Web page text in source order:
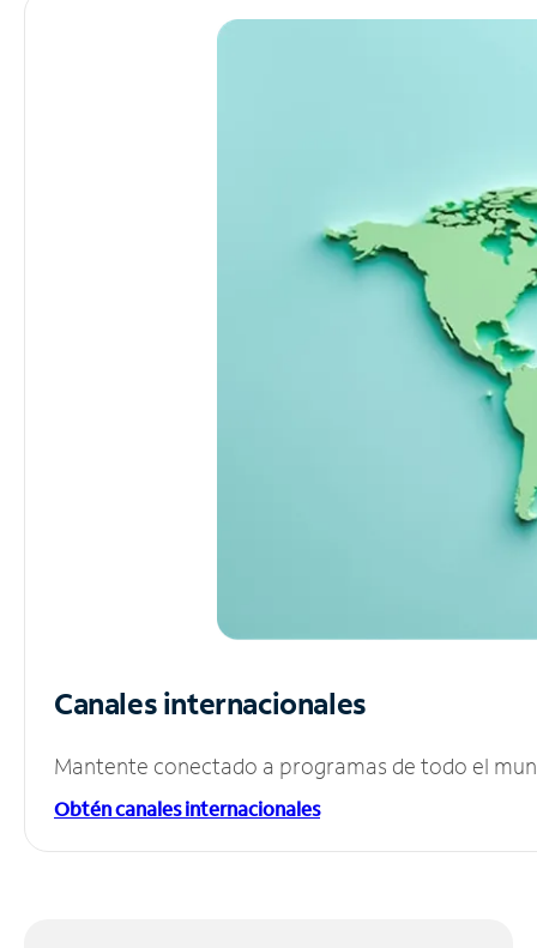
Canales internacionales
Mantente conectado a programas de todo el
Obtén canales internacionales